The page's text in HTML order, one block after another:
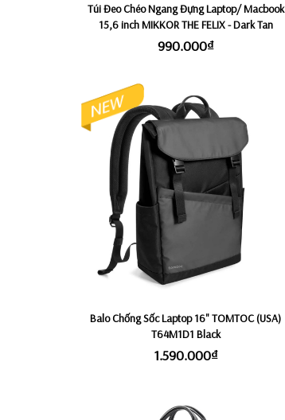
Túi Đeo Chéo Ngang Đựng Laptop/ Macbook
15,6 inch MIKKOR THE FELIX - Dark Tan
990.000₫
Balo Chống Sốc Laptop 16" TOMTOC (USA)
T64M1D1 Black
1.590.000₫